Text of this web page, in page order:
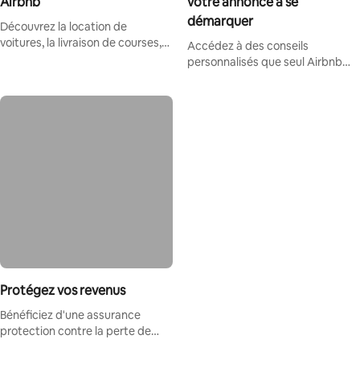
Découvrez la location de
voitures, la livraison de courses,
démarquer
Accédez à des conseils
personnalisés que seul Airbnb
Protégez vos revenus
Bénéficiez d'une assurance
protection contre la perte de